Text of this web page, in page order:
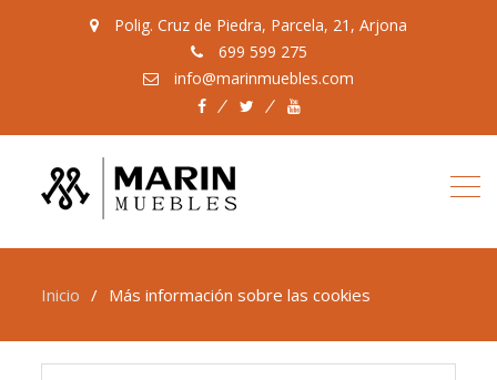
Polig. Cruz de Piedra, Parcela, 21, Arjona
699 599 275
info@marinmuebles.com
TwitterYoutube
Inicio Más información sobre las cookies